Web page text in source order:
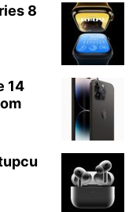
8
14